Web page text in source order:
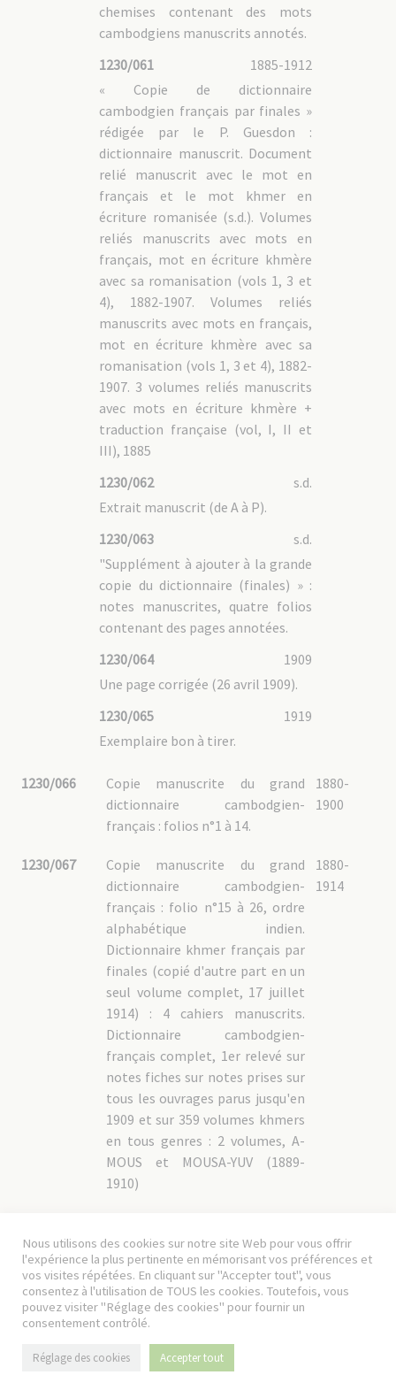
chemises contenant des mots
cambodgiens manuscrits annotés.
1230/061
1885-1912
« Copie de dictionnaire
cambodgien français par finales »
rédigée par le P. Guesdon :
dictionnaire manuscrit. Document
relié manuscrit avec le mot en
français et le mot khmer en
écriture romanisée (s.d.). Volumes
reliés manuscrits avec mots en
français, mot en écriture khmère
avec sa romanisation (vols 1, 3 et
4), 1882-1907. Volumes reliés
manuscrits avec mots en français,
mot en écriture khmère avec sa
romanisation (vols 1, 3 et 4), 1882-
1907. 3 volumes reliés manuscrits
avec mots en écriture khmère +
traduction française (vol, I, II et
III), 1885
1230/062
s.d.
Extrait manuscrit (de A à P).
1230/063
s.d.
"Supplément à ajouter à la grande
copie du dictionnaire (finales) » :
notes manuscrites, quatre folios
contenant des pages annotées.
1230/064
1909
Une page corrigée (26 avril 1909).
1230/065
1919
Exemplaire bon à tirer.
1230/066
1880-
1900
Copie manuscrite du grand
dictionnaire cambodgien-
français : folios n°1 à 14.
1230/067
1880-
1914
Copie manuscrite du grand
dictionnaire cambodgien-
français : folio n°15 à 26, ordre
alphabétique indien.
Dictionnaire khmer français par
finales (copié d'autre part en un
seul volume complet, 17 juillet
1914) : 4 cahiers manuscrits.
Dictionnaire cambodgien-
français complet, 1er relevé sur
notes fiches sur notes prises sur
tous les ouvrages parus jusqu'en
1909 et sur 359 volumes khmers
en tous genres : 2 volumes, A-
MOUS et MOUSA-YUV (1889-
1910)
069
1912
»
1230/068
1880-1900
Préparation : paquets classés par
lettre contenant des bandes de
1230/069
Nous utilisons des cookies sur notre site Web pour vous offrir
l'expérience la plus pertinente en mémorisant vos préférences et
vos visites répétées. En cliquant sur "Accepter tout", vous
consentez à l'utilisation de TOUS les cookies. Toutefois, vous
pouvez visiter "Réglage des cookies" pour fournir un
consentement contrôlé.
Réglage des cookies Accepter tout